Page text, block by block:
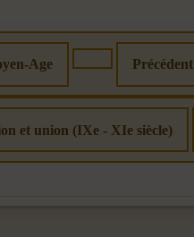
Age Précédent
et union (IXe - XIe siècle)